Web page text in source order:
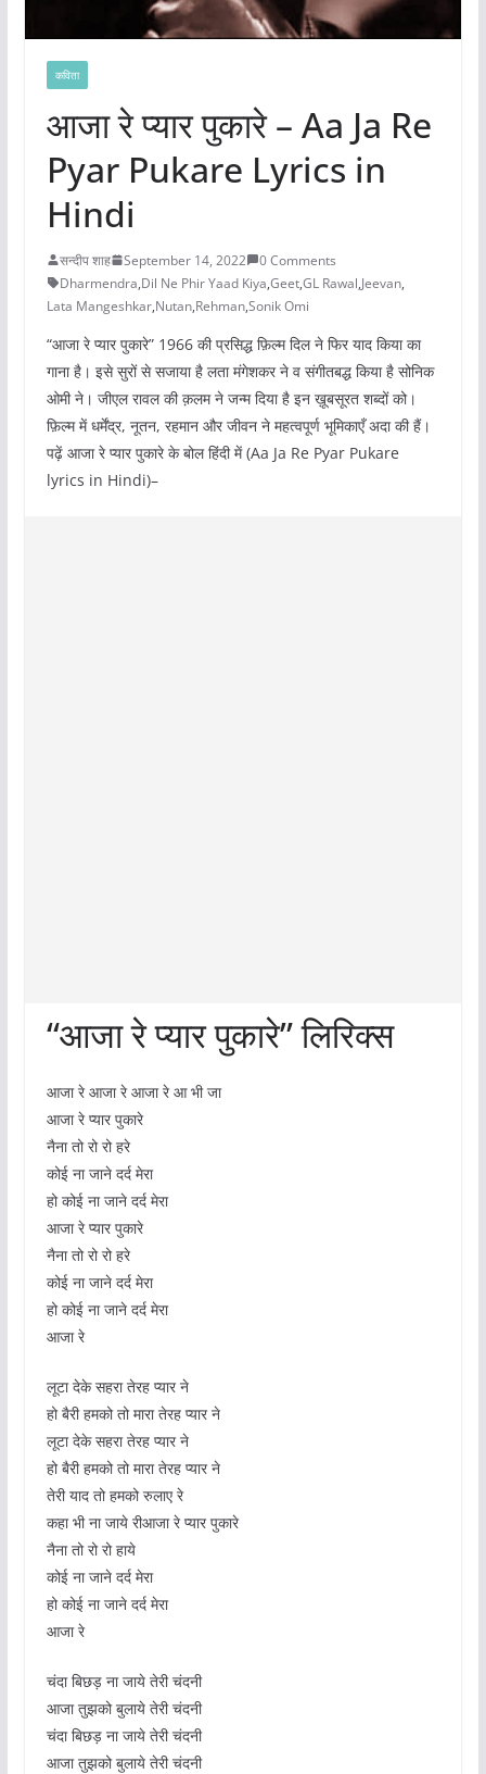
कविता
आजा रे प्यार पुकारे – Aa Ja Re
Pyar Pukare Lyrics in
Hindi
सन्दीप शाह September 14, 2022
0 Comments
Dharmendra,Dil Ne Phir Yaad Kiya,Geet,GL Rawal,Jeevan,
Lata Mangeshkar,Nutan,Rehman,Sonik Omi
“आजा रे प्यार पुकारे” 1966 की प्रसिद्ध फ़िल्म दिल ने फिर याद किया का
गाना है। इसे सुरों से सजाया है लता मंगेशकर ने व संगीतबद्ध किया है सोनिक
ओमी ने। जीएल रावल की क़लम ने जन्म दिया है इन ख़ूबसूरत शब्दों को।
फ़िल्म में धर्मेंद्र, नूतन, रहमान और जीवन ने महत्वपूर्ण भूमिकाएँ अदा की हैं।
पढ़ें आजा रे प्यार पुकारे के बोल हिंदी में (Aa Ja Re Pyar Pukare
lyrics in Hindi)–
“आजा रे प्यार पुकारे” लिरिक्स
आजा रे आजा रे आजा रे आ भी जा
आजा रे प्यार पुकारे
नैना तो रो रो हरे
कोई ना जाने दर्द मेरा
हो कोई ना जाने दर्द मेरा
आजा रे प्यार पुकारे
नैना तो रो रो हरे
कोई ना जाने दर्द मेरा
हो कोई ना जाने दर्द मेरा
आजा रे
लूटा देके सहरा तेरह प्यार ने
हो बैरी हमको तो मारा तेरह प्यार ने
लूटा देके सहरा तेरह प्यार ने
हो बैरी हमको तो मारा तेरह प्यार ने
तेरी याद तो हमको रुलाए रे
कहा भी ना जाये रीआजा रे प्यार पुकारे
नैना तो रो रो हाये
कोई ना जाने दर्द मेरा
हो कोई ना जाने दर्द मेरा
आजा रे
चंदा बिछड़ ना जाये तेरी चंदनी
आजा तुझको बुलाये तेरी चंदनी
चंदा बिछड़ ना जाये तेरी चंदनी
आजा तुझको बुलाये तेरी चंदनी